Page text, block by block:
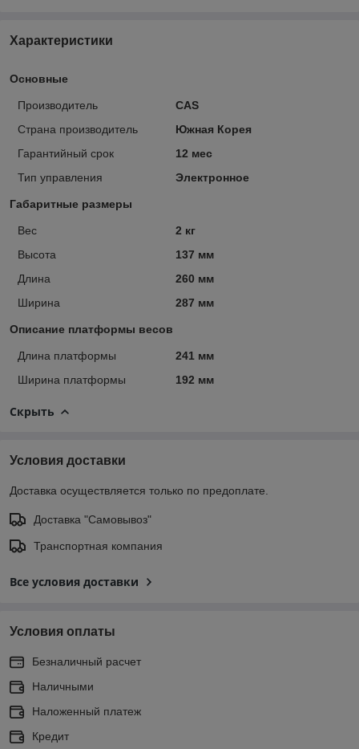
Характеристики
Основные
Производитель
CAS
Страна производитель
Южная Корея
Гарантийный срок
12 мес
Тип управления
Электронное
Габаритные размеры
Вес
2 кг
Высота
137 мм
Длина
260 мм
Ширина
287 мм
Описание платформы весов
Длина платформы
241 мм
Ширина платформы
192 мм
Скрыть
Условия доставки
Доставка осуществляется только по предоплате.
Доставка "Самовывоз"
Транспортная компания
Все условия доставки
Условия оплаты
Безналичный расчет
Наличными
Наложенный платеж
Кредит